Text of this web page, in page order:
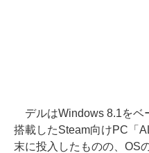
デルはWindows 8.1をベ
搭載したSteam向けPC「
末に投入したものの、OS